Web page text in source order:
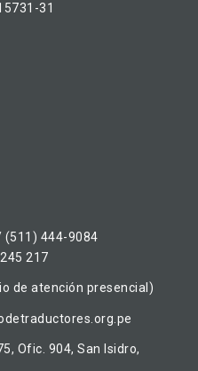
31
(511) 444-9084
217
de atención presencial)
Ofic. 904, San Isidro,